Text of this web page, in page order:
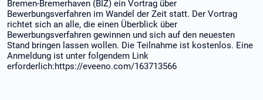
Bremen-Bremerhaven (BIZ) ein Vortrag über
Bewerbungsverfahren im Wandel der Zeit statt. Der Vortrag
richtet sich an alle, die einen Überblick über
Bewerbungsverfahren gewinnen und sich auf den neuesten
Stand bringen lassen wollen. Die Teilnahme ist kostenlos. Eine
Anmeldung ist unter folgendem Link
erforderlich:https://eveeno.com/163713566